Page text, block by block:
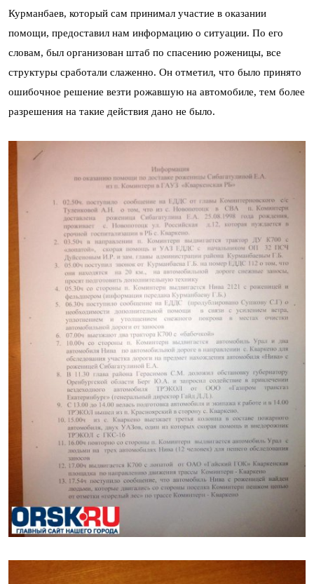
Курманбаев, который сам принимал участие в оказании
помощи, предоставил нам информацию о ситуации. По его
словам, был организован штаб по спасению роженицы, все
структуры сработали слаженно. Он отметил, что было принято
ошибочное решение везти рожавшую на автомобиле, тем более
разрешения на такие действия дано не было.